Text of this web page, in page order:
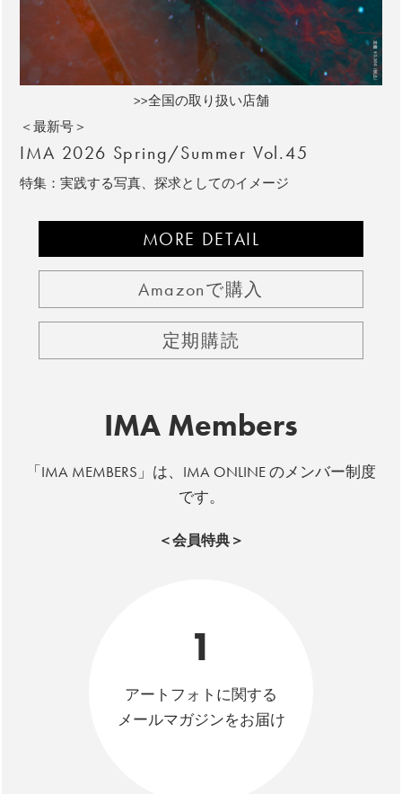
>>全国の取り扱い店舗
＜最新号＞
IMA 2026 Spring/Summer Vol.45
特集：実践する写真、探求としてのイメージ
MORE DETAIL
Amazonで購入
定期購読
IMA Members
「IMA MEMBERS」は、IMA ONLINE のメンバー制度
です。
＜会員特典＞
1
アートフォトに関する
メールマガジンをお届け